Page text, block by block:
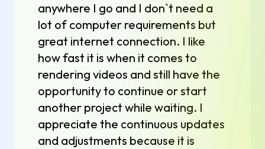
anywhere I go and I don`t need a
lot of computer requirements but
great internet connection. I like
how fast it is when it comes to
rendering videos and still have the
opportunity to continue or start
another project while waiting. I
appreciate the continuous updates
and adjustments because it is